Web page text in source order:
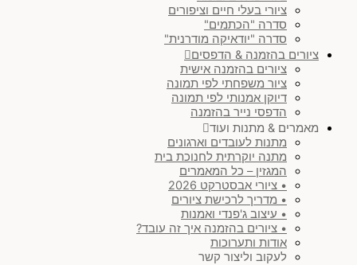
ציורי בעלי חיים וציפורים
סדרה "הכתמים"
סדרה "יודאיקה מודרנית"
ציורים בהזמנה & הדפסים
ציורים בהזמנה אישית
ציור משפחתי לפי תמונה
דיוקן אמנותי לפי תמונה
הדפסי נייר בהזמנה
מאמרים & מתנות ועוד
מתנות לעובדים וארגונים
מתנה יוקרתית לחנוכת בית
המגזין – כל המאמרים
• ציורי אבסטרקט 2026
• מדריך לרכישת ציורים
• עיצוב ג'פנדי ואמנות
• ציורים בהזמנה איך זה עובד?
אודות ותערוכות
לעקוב וליצור קשר